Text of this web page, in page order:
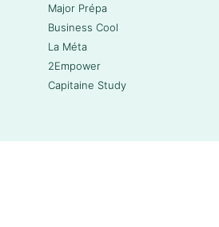
Major Prépa
Business Cool
La Méta
2Empower
Capitaine Study